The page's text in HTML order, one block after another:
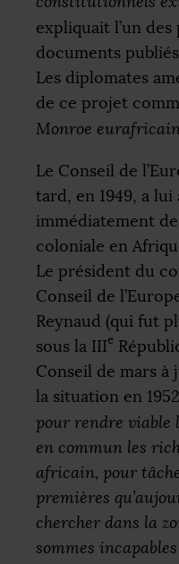
expliquait l’un
documents
Les diplomates
de ce projet
Monroe
Le Conseil de
tard, en 1949, a lui
immédiatement
coloniale en
Le président du
Conseil de
Reynaud (qui fut
sous la IIIe
Conseil de mars à
la situation en
pour rendre viable
en commun les
africain, pour
premières
chercher dans la
sommes